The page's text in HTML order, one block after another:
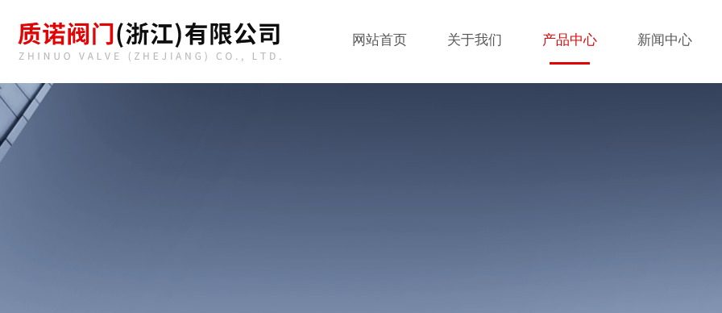
网站首页 关于我们 产品中心 新闻中心